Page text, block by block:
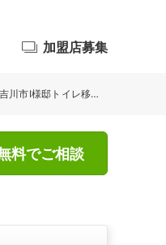
加盟店募集
レ移設交換工事が完了しました。リクシル アメージュＺ
料でご相談